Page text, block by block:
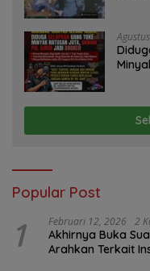
Popular Post
1 Februari 12, 2026 2
Akhirnya Buka
Arahkan Terkait